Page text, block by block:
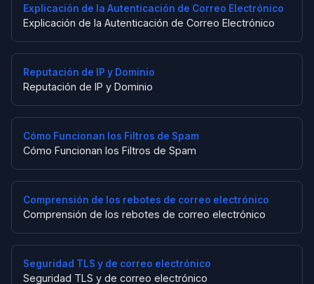
Explicación de la Autenticación de Correo Electrónico
Explicación de la Autenticación de Correo Electrónico
Reputación de IP y Dominio
Reputación de IP y Dominio
Cómo Funcionan los Filtros de Spam
Cómo Funcionan los Filtros de Spam
Comprensión de los rebotes de correo electrónico
Comprensión de los rebotes de correo electrónico
Seguridad TLS y de correo electrónico
Seguridad TLS y de correo electrónico